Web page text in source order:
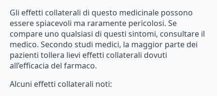
Gli effetti collaterali di questo medicinale possono
esserespiacevoli ma raramente pericolosi. Se
compare uno qualsiasi di questi sintomi, consultare il
medico. Secondo studi medici, la maggior parte dei
pazienti tollera lievi effetti collaterali dovuti
all’efficacia del farmaco.
Alcuni effetti collaterali noti: